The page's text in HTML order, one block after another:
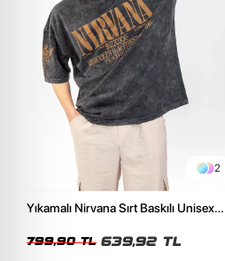
2
Yıkamalı Nirvana Sırt Baskılı Unisex
799,90 TL 639,92 TL